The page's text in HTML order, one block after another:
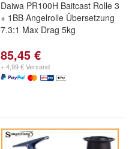
Daiwa PR100H Baitcast Rolle 3
+ 1BB Angelrolle Übersetzung
7.3:1 Max Drag 5kg
85,45 €
+ 4,99 € Versand